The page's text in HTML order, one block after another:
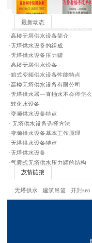
最新动态
·高楼无塔供水设备简介
·无塔供水设备的组成
·无塔供水设备压力罐
·高楼无塔供水设备
·箱式变频供水设备性能特点
·高楼无塔供水设备有限公司
·无塔供水器一直抽水不会停怎
·软化水设备
·变频供水设备特点
· 无塔供水设备选择方法
·变频供水设备基本工作原理
·无塔供水设备特点
·无塔供水设备
·气囊式无塔供水压力罐的结构
无塔供水 建筑吊篮 开封seo